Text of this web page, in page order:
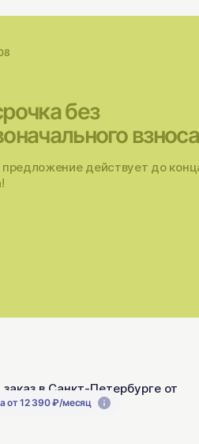
без
взноса
действует до
от 12 390 ₽/месяц